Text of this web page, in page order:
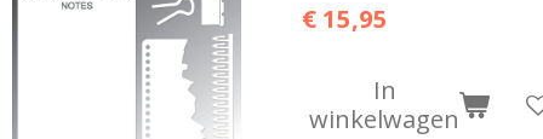
€ 15,95
In
winkelwagen